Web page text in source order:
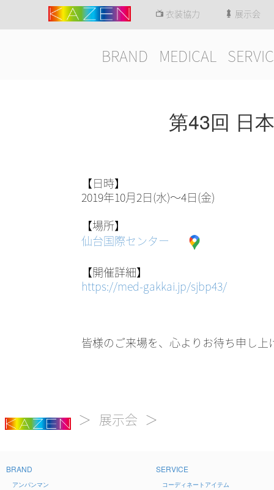
衣装協力 展示会
BRAND MEDICAL
第43回 日
【日時】
2019年10月2日(水)～4日(金)
【場所】
仙台国際センター
【開催詳細】
https://med-gakkai.jp/sjbp43/
皆様のご来場を、心よりお待ち申し上
展示会
BRAND
アンパンマン
SERVICE
コーディネートアイテム